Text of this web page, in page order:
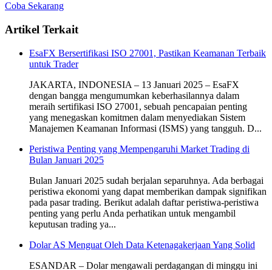
Coba Sekarang
Artikel Terkait
EsaFX Bersertifikasi ISO 27001, Pastikan Keamanan Terbaik
untuk Trader
JAKARTA, INDONESIA – 13 Januari 2025 – EsaFX
dengan bangga mengumumkan keberhasilannya dalam
meraih sertifikasi ISO 27001, sebuah pencapaian penting
yang menegaskan komitmen dalam menyediakan Sistem
Manajemen Keamanan Informasi (ISMS) yang tangguh. D...
Peristiwa Penting yang Mempengaruhi Market Trading di
Bulan Januari 2025
Bulan Januari 2025 sudah berjalan separuhnya. Ada berbagai
peristiwa ekonomi yang dapat memberikan dampak signifikan
pada pasar trading. Berikut adalah daftar peristiwa-peristiwa
penting yang perlu Anda perhatikan untuk mengambil
keputusan trading ya...
Dolar AS Menguat Oleh Data Ketenagakerjaan Yang Solid
ESANDAR – Dolar mengawali perdagangan di minggu ini